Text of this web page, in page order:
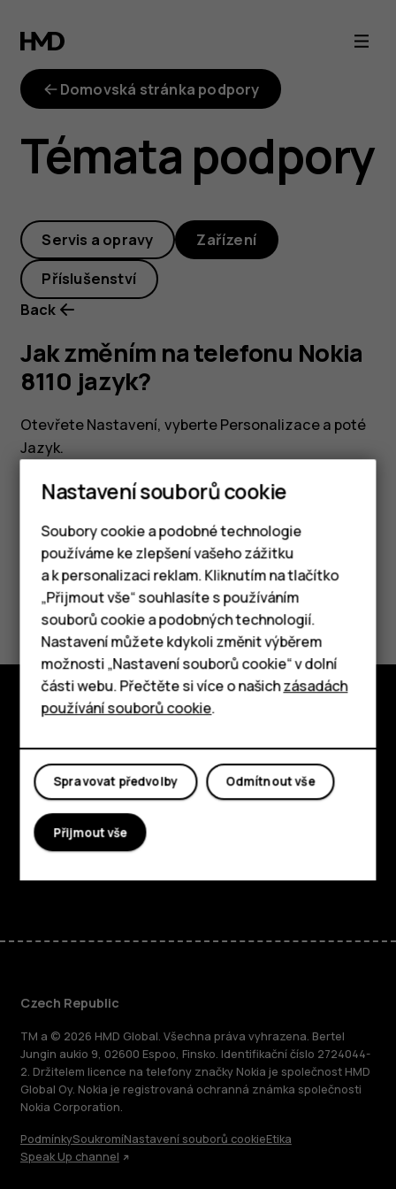
Jak
změním
na
telefonu
Nokia
8110
jazyk?
Chytré telefony
Tlačítkové telefony
Tablety
Domovská stránka podpory
Témata podpory
Servis a opravy Zařízení
Příslušenství
Back
Jak změním na telefonu Nokia
8110 jazyk?
OtevřeteNastavení, vybertePersonalizacea poté
Jazyk.
Pomohlo vám to?
Ano Ne
O nás
Planet and people
Podpora
Czech Republic
TM a © 2026 HMD Global. Všechna práva vyhrazena. Bertel
Jungin aukio 9, 02600 Espoo, Finsko. Identifikační číslo 2724044-
2. Držitelem licence na telefony značky Nokia je společnost HMD
Global Oy. Nokia je registrovaná ochranná známka společnosti
Nokia Corporation.
PodmínkySoukromíNastavení souborů cookieEtika
Speak Up channel
Nastavení souborů cookie
Soubory cookie a podobné technologie
používáme ke zlepšení vašeho zážitku
a k personalizaci reklam. Kliknutím na tlačítko
„Přijmout vše“ souhlasíte s používáním
souborů cookie a podobných technologií.
Nastavení můžete kdykoli změnit výběrem
možnosti „Nastavení souborů cookie“ v dolní
části webu. Přečtěte si více o našichzásadách
používání souborů cookie.
Odmítnout vše
Spravovat předvolby
Přijmout vše